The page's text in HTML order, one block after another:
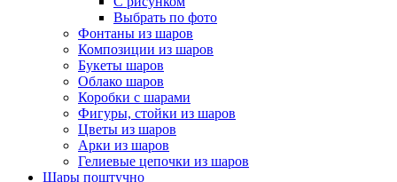
Выбрать по фото
Фонтаны из шаров
Композиции из шаров
Букеты шаров
Облако шаров
Коробки с шарами
Фигуры, стойки из шаров
Цветы из шаров
Арки из шаров
Гелиевые цепочки из шаров
Шары поштучно